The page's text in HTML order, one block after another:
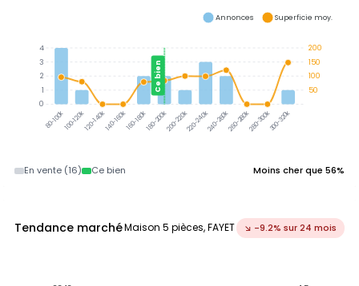
80-100k100-120k120-140k140-160k160-180k180-200k200-220k220-240k240-260k260-280k280-300k300-320k
Ce bien
200
150
100
50
4
3
2
1
0
Annonces Superficie moy.
En vente (16) Ce bien Moins cher que 56%
Tendance marchéMaison 5 pièces, FAYET ↘ -9.2% sur 24 mois